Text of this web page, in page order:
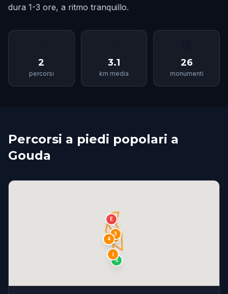
dura 1-3 ore, a ritmo tranquillo.
2
percorsi
3.1
km media
26
monumenti
Percorsi a piedi popolari a
Gouda
S
1
2
3
4
E